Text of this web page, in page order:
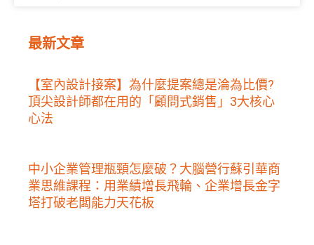
最新文章
【室內設計接案】為什麼提案總是淪為比價?
頂尖設計師都在用的「顧問式銷售」3大核心
心法
中小企業管理瓶頸怎麼破？大腦營行蘇引華商
業思維課程：用業績增長飛輪、企業增長金字
塔打破老闆能力天花板